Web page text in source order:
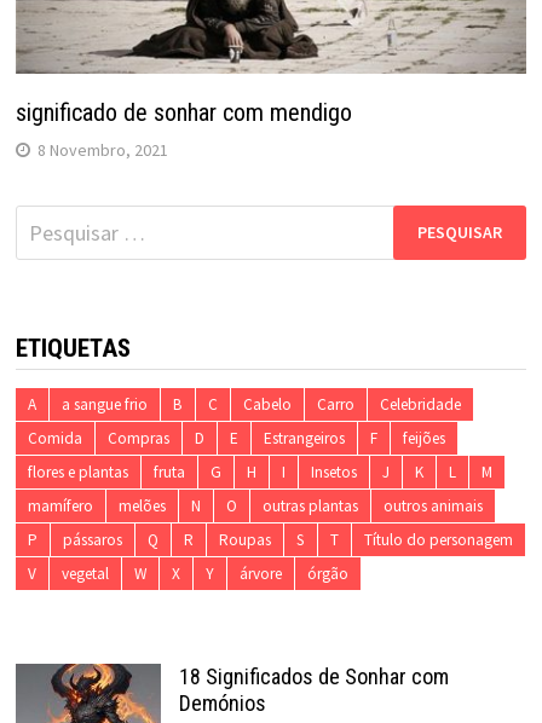
significado de sonhar com mendigo
8 Novembro, 2021
Pesquisar
por:
ETIQUETAS
A a sangue frio B C Cabelo Carro
Celebridade
Comida
Compras D E Estrangeiros F
feijões
flores e plantas
fruta G H I Insetos J K L
M
mamífero
melões N O outras plantas
outros animais
P
pássaros Q R Roupas S T
Título do personagem
V
vegetal W X Y árvore órgão
18 Significados de Sonhar com
Demónios